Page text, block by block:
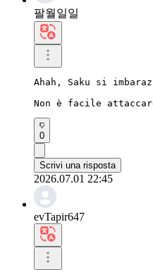
팔월일일
Ahah, Saku si
Non è facile
0
Scrivi una risposta
2026.07.01 22:45
evTapir647